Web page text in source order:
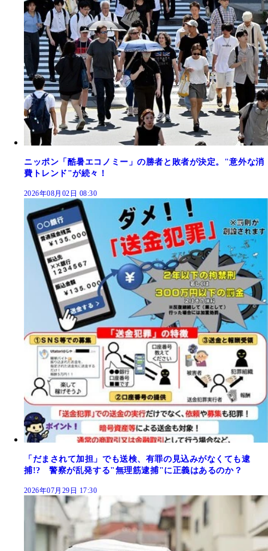
ニッポン「酷暑エコノミー」の勝者と敗者が決定。"意外な消
費トレンド"が続々！
2026年08月02日 08:30
「だまされて加担」でも送検、有罪の見込みがなくても逮
捕!? 警察が乱発する"無理筋逮捕"に正義はあるのか？
2026年07月29日 17:30